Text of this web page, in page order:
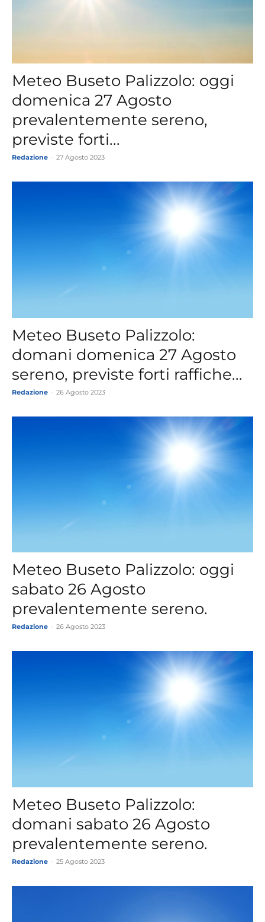
Meteo Buseto Palizzolo: oggi
domenica 27 Agosto
prevalentemente sereno,
previste forti...
Redazione 27 Agosto 2023
Meteo Buseto Palizzolo:
domani domenica 27 Agosto
sereno, previste forti raffiche...
Redazione 26 Agosto 2023
Meteo Buseto Palizzolo: oggi
sabato 26 Agosto
prevalentemente sereno.
Redazione 26 Agosto 2023
Meteo Buseto Palizzolo:
domani sabato 26 Agosto
prevalentemente sereno.
Redazione 25 Agosto 2023